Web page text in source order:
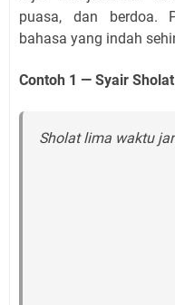
puasa, dan berdoa.
bahasa yang indah
Contoh 1 — Syair
Sholat lima waktu